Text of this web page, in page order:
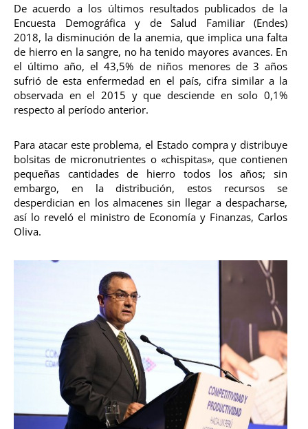
De acuerdo a los últimos resultados publicados de la
Encuesta Demográfica y de Salud Familiar (Endes)
2018, la disminución de la anemia, que implica una falta
de hierro en la sangre, no ha tenido mayores avances. En
el último año, el 43,5% de niños menores de 3 años
sufrió de esta enfermedad en el país, cifra similar a la
observada en el 2015 y que desciende en solo 0,1%
respecto al período anterior.
Para atacar este problema, el Estado compra y distribuye
bolsitas de micronutrientes o «chispitas», que contienen
pequeñas cantidades de hierro todos los años; sin
embargo, en la distribución, estos recursos se
desperdician en los almacenes sin llegar a despacharse,
así lo reveló el ministro de Economía y Finanzas, Carlos
Oliva.